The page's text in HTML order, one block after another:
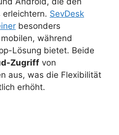
SevDesk
besonders
während
Lösung bietet. Beide
Zugriff von
aus, was die Flexibilität
erhöht.